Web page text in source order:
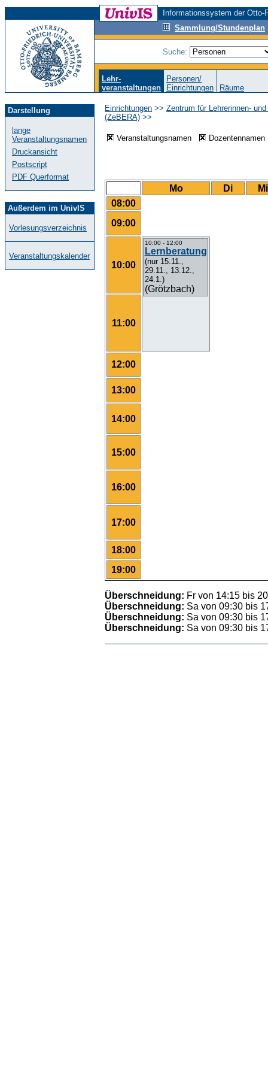
Informationssystem der
Sammlung/Stundenplan
Suche:
Lehr-
veranstaltungen
Personen/
Einrichtungen
Räume
Darstellung
lange
Veranstaltungsnamen
Druckansicht
Postscript
PDF Querformat
Außerdem im UnivIS
Vorlesungsverzeichnis
Veranstaltungskalender
Einrichtungen >> Zentrum für Lehrerinnen-
(ZeBERA) >>
Veranstaltungsnamen
Mo Di
Mi
08:00
09:00
10:00
10:00 - 12:00
Lernberatung
(nur 15.11.,
29.11., 13.12.,
24.1.)
(Grötzbach)
11:00
12:00
13:00
14:00
15:00
16:00
17:00
18:00
19:00
Überschneidung: Fr von 14:15 bis
Überschneidung: Sa von 09:30 bis
Überschneidung: Sa von 09:30 bis
Überschneidung: Sa von 09:30 bis